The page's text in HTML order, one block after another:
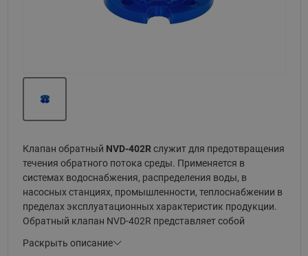
Клапан обратный NVD-402R служит для предотвращения
течения обратного потока среды. Применяется в
системах водоснабжения, распределения воды, в
насосных станциях, промышленности, теплоснабжении в
пределах эксплуатационных характеристик продукции.
Обратный клапан NVD-402R представляет собой
эффективности, прочности, герметичности и цены.
Раскрыть описание